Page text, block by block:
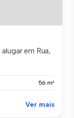
em Rua,
56 m²
Ver mais